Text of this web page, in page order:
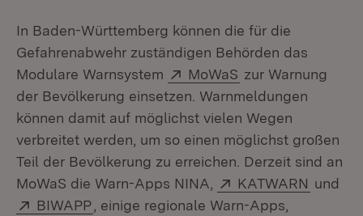
In Baden-Württemberg können die für die
Gefahrenabwehr zuständigen Behörden das
Modulare Warnsystem
Extern:
MoWaS (Öffnet in neuem
zur Warnung
der Bevölkerung einsetzen. Warnmeldungen
können damit auf möglichst vielen Wegen
verbreitet werden, um so einen möglichst großen
Teil der Bevölkerung zu erreichen. Derzeit sind an
MoWaS die Warn-Apps NINA,
Extern:
KATWARN (Öffnet
und
Extern:
BIWAPP (Öffnet in neuem Fenster)
, einige regionale Warn-Apps,